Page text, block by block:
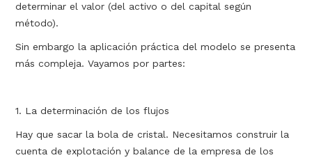
determinar el valor (del activo o del capital según
método).
Sin embargo la aplicación práctica del modelo se presenta
más compleja. Vayamos por partes:
1. La determinación de los flujos
Hay que sacar la bola de cristal. Necesitamos construir la
cuenta de explotación y balance de la empresa de los